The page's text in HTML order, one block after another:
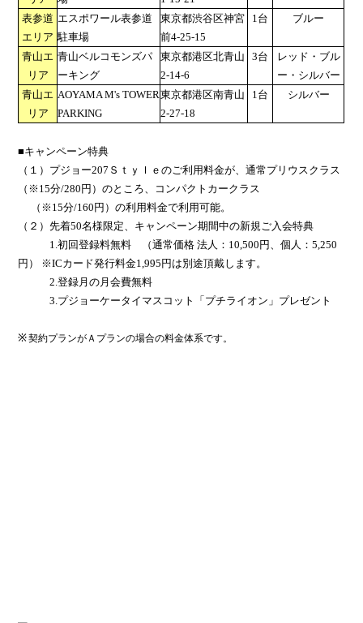
表参道
エリア
エスポワール表参道
駐車場
東京都渋谷区神宮
前4-25-15
1台 ブルー
青山エ
リア
青山ベルコモンズパ
ーキング
東京都港区北青山
2-14-6
3台
レッド・ブル
ー・シルバー
青山エ
リア
AOYAMA M's TOWER
PARKING
東京都港区南青山
2-27-18
1台 シルバー
■キャンペーン特典
（１）プジョー207 Ｓｔｙｌｅのご利用料金が、通常プリウスクラス
（※ 15分/280 円）のところ、コンパクトカークラス
（※ 15分/160 円）の利用料金で利用可能。
（２）先着50名様限定、キャンペーン期間中の新規ご入会特典
1.初回登録料無料 （通常価格 法人： 10,500 円、個人：5,250
円） ※ICカード発行料金1,995 円は別途頂戴します。
2.登録月の月会費無料
3.プジョーケータイマスコット「プチライオン」プレゼント
※契約プランがＡプランの場合の料金体系です。